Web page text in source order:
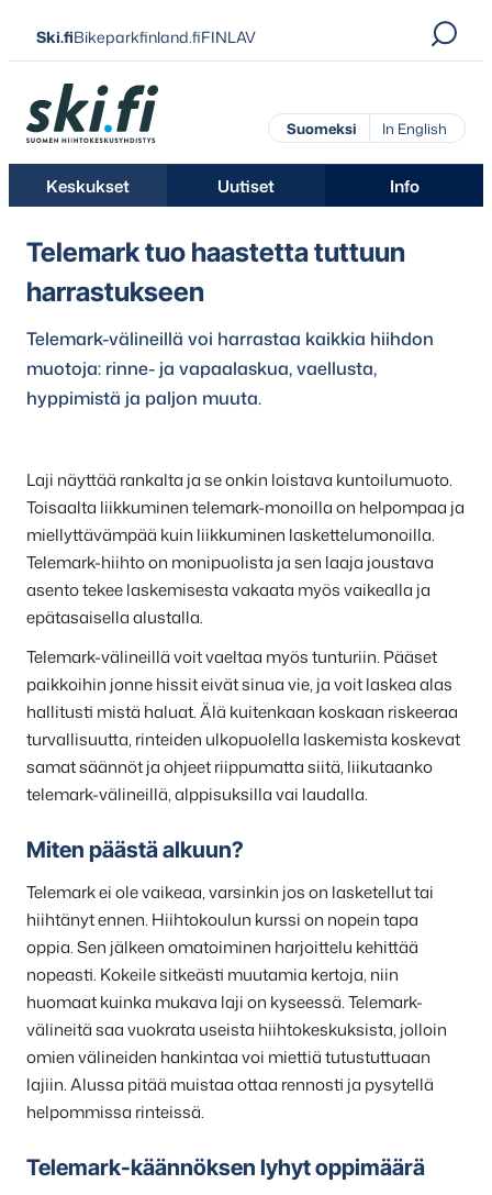
Siirry
suoraan
sisältöön
Ski.fiBikeparkfinland.fiFINLAV
Ski.fi
Suomeksi In English
Keskukset Uutiset Info
Telemark tuo haastetta tuttuun
harrastukseen
Telemark-välineillä voi harrastaa kaikkia hiihdon
muotoja: rinne- ja vapaalaskua, vaellusta,
hyppimistä ja paljon muuta.
Laji näyttää rankalta ja se onkin loistava kuntoilumuoto.
Toisaalta liikkuminen telemark-monoilla on helpompaa ja
miellyttävämpää kuin liikkuminen laskettelumonoilla.
Telemark-hiihto on monipuolista ja sen laaja joustava
asento tekee laskemisesta vakaata myös vaikealla ja
epätasaisella alustalla.
Telemark-välineillä voit vaeltaa myös tunturiin. Pääset
paikkoihin jonne hissit eivät sinua vie, ja voit laskea alas
hallitusti mistä haluat. Älä kuitenkaan koskaan riskeeraa
turvallisuutta, rinteiden ulkopuolella laskemista koskevat
samat säännöt ja ohjeet riippumatta siitä, liikutaanko
telemark-välineillä, alppisuksilla vai laudalla.
Miten päästä alkuun?
Telemark ei ole vaikeaa, varsinkin jos on lasketellut tai
hiihtänyt ennen. Hiihtokoulun kurssi on nopein tapa
oppia. Sen jälkeen omatoiminen harjoittelu kehittää
nopeasti. Kokeile sitkeästi muutamia kertoja, niin
huomaat kuinka mukava laji on kyseessä. Telemark-
välineitä saa vuokrata useista hiihtokeskuksista, jolloin
omien välineiden hankintaa voi miettiä tutustuttuaan
lajiin. Alussa pitää muistaa ottaa rennosti ja pysytellä
helpommissa rinteissä.
Telemark-käännöksen lyhyt oppimäärä